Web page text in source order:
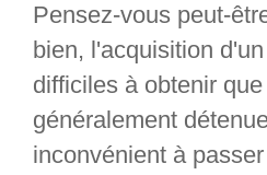
Pensez-vous peut-
bien, l'acquisition
difficiles à obtenir
généralement
inconvénient à